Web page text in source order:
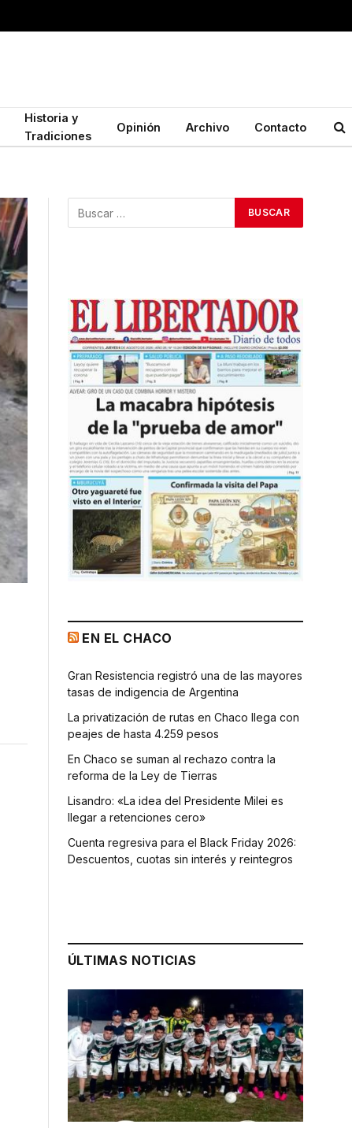
Historia y
Tradiciones
Opinión Archivo Contacto
EN EL CHACO
Gran Resistencia registró una de las mayores
tasas de indigencia de Argentina
La privatización de rutas en Chaco llega con
peajes de hasta 4.259 pesos
En Chaco se suman al rechazo contra la
reforma de la Ley de Tierras
Lisandro: «La idea del Presidente Milei es
llegar a retenciones cero»
Cuenta regresiva para el Black Friday 2026:
Descuentos, cuotas sin interés y reintegros
ÚLTIMAS NOTICIAS